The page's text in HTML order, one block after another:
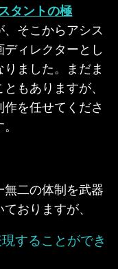
タントの極
そこからアシス
ィレクターとし
ました。まだま
もありますが、
を任せてくださ
二の体制を武器
おりますが、
することができ